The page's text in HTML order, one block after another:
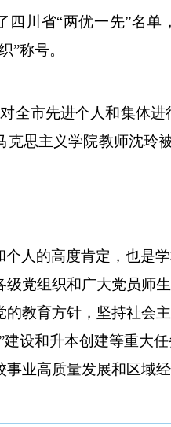
四川省“两优一先”名单
”称号。
全市先进个人和集体进
克思主义学院教师沈玲
人的高度肯定，也是
党组织和广大党员师
教育方针，坚持社会
建设和升本创建等重大
业高质量发展和区域